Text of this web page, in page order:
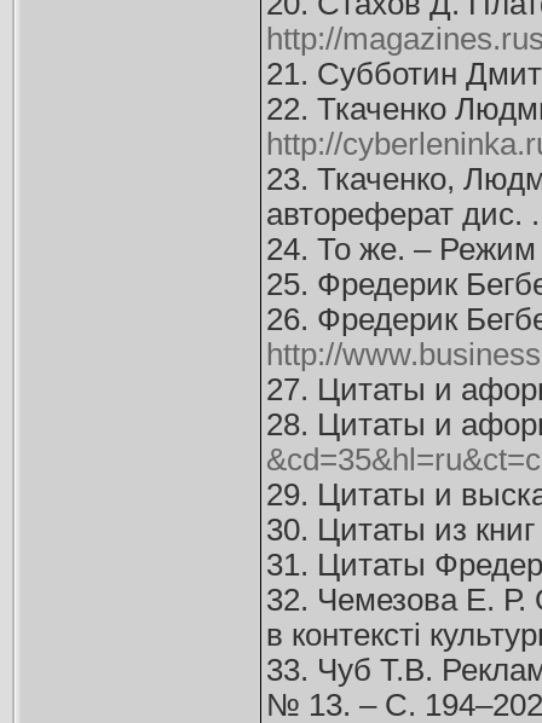
http://
21. Субботин
22. Ткаченко
http://
23. Ткаченко,
автореферат дис.
24. То же. –
25. Фредерик
26. Фредерик
http://
27. Цитаты и
28. Цитаты и
29. Цитаты и
30. Цитаты из
31. Цитаты
32. Чемезова Е. Р.
в контексті
33. Чуб Т.В.
№ 13. – С.